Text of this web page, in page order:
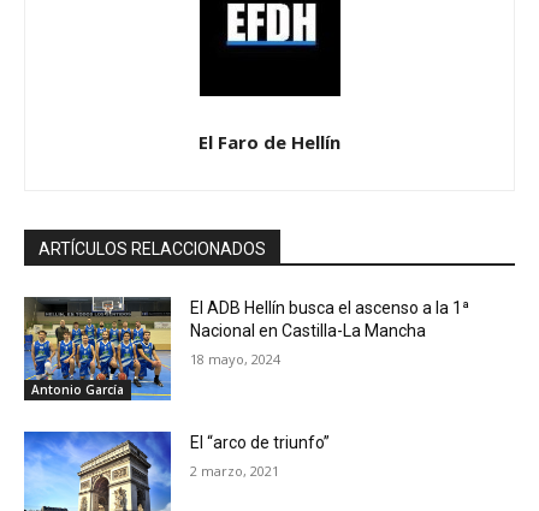
El Faro de Hellín
ARTÍCULOS RELACCIONADOS
Antonio García
El ADB Hellín busca el ascenso a la 1ª
Nacional en Castilla-La Mancha
18 mayo, 2024
El “arco de triunfo”
2 marzo, 2021